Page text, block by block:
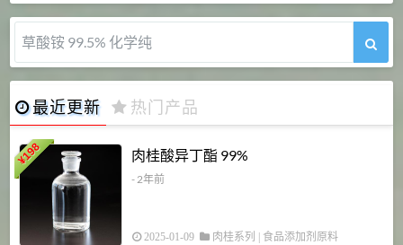
草酸铵 99.5% 化学纯
最近更新 热门产品
¥
198 肉桂酸异丁酯 99%
- 2年前
2025-01-09 肉桂系列 食品添加剂原料